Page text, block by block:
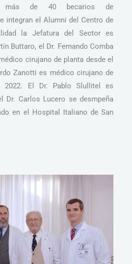
más de 40 becarios de
integran el Alumni del Centro de
la Jefatura del Sector es
Buttaro, el Dr. Fernando Comba
cirujano de planta desde el
Zanotti es médico cirujano de
2022. El Dr. Pablo Slullitel es
Dr. Carlos Lucero se desmpeña
en el Hospital Italiano de San